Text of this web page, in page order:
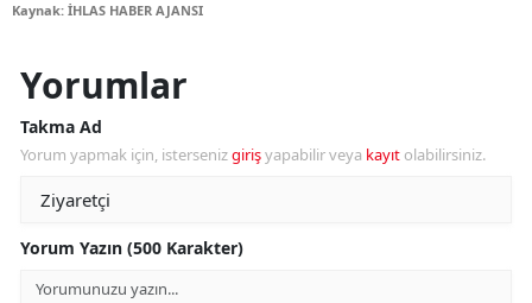
Kaynak: İHLAS HABER AJANSI
Yorumlar
Takma Ad
Yorum yapmak için, istersenizgirişyapabilir veya kayıt olabilirsiniz.
Yorum Yazın (500 Karakter)